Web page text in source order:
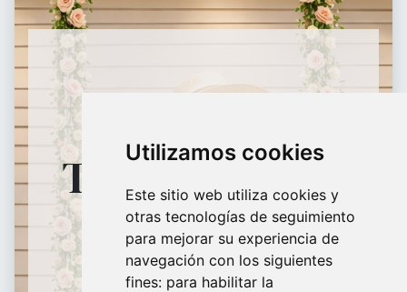
Utilizamos cookies
Este sitio web utiliza cookies y
otras tecnologías de seguimiento
para mejorar su experiencia de
navegación con los siguientes
fines: para habilitar la
Equipamiento
Comercial
Maniquíes, percheros, estanterías, panel lama, perchas, bolsas todo
HORARIO
TIENDA FÍSICA
9:30H - 18:30H
De domingo a Viernes